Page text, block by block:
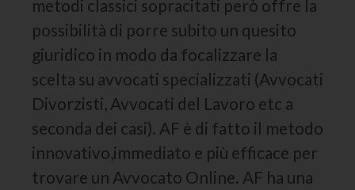
metodi classici sopracitati però offre la
possibilità di porre subito un quesito
giuridico in modo da focalizzare la
scelta su avvocati specializzati (Avvocati
Divorzisti, Avvocati del Lavoro etc a
seconda dei casi). AF è di fatto il metodo
innovativo,immediato e più efficace per
trovare un Avvocato Online. AF ha una